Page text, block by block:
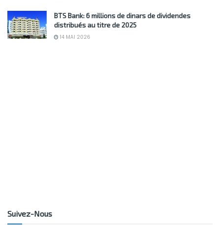
BTS Bank: 6 millions de dinars de dividendes
distribués au titre de 2025
14 MAI 2026
Suivez-Nous